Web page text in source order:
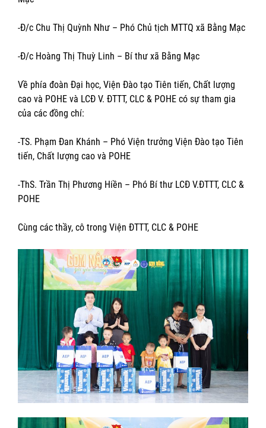
-Đ/c Chu Thị Quỳnh Như – Phó Chủ tịch MTTQ xã Bằng Mạc
-Đ/c Hoàng Thị Thuỳ Linh – Bí thư xã Bằng Mạc
Về phía đoàn Đại học, Viện Đào tạo Tiên tiến, Chất lượng
cao và POHE và LCĐ V. ĐTTT, CLC & POHE có sự tham gia
của các đồng chí:
-TS. Phạm Đan Khánh – Phó Viện trưởng Viện Đào tạo Tiên
tiến, Chất lượng cao và POHE
-ThS. Trần Thị Phương Hiền – Phó Bí thư LCĐ V.ĐTTT, CLC &
POHE
Cùng các thầy, cô trong Viện ĐTTT, CLC & POHE